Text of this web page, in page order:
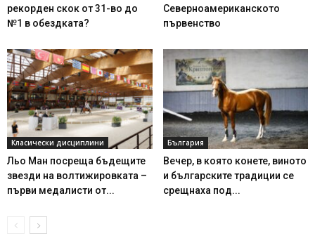
рекорден скок от 31-во до
№1 в обездката?
Северноамериканското
първенство
Класически дисциплини
Льо Ман посреща бъдещите
звезди на волтижировката –
първи медалисти от...
България
Вечер, в която конете, виното
и българските традиции се
срещнаха под...